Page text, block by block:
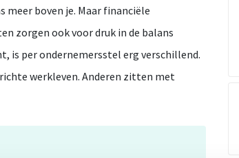
boven je. Maar financiële
zorgen ook voor druk in de balans
is per ondernemersstel erg verschillend.
werkleven. Anderen zitten met